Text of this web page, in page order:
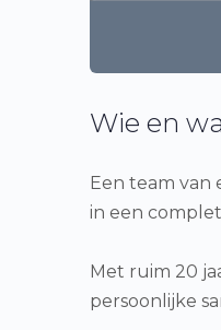
Wie en
Een team van
in een
Met ruim 20
persoonlijke